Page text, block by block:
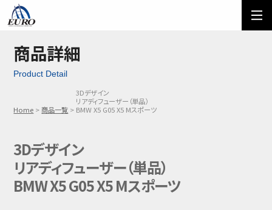
ご利用方法
メール問い合わせ
03-5674-7742
商品詳細
Product Detail
Home 商品一覧
3Dデザイン
リアディフューザー（単品）
BMW X5 G05 X5 Mスポーツ
3Dデザイン
リアディフューザー（単品）
BMW X5 G05 X5 Mスポーツ